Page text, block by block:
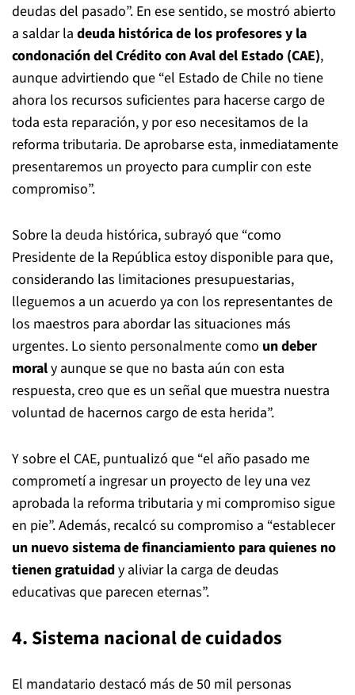
deudas del pasado”. En ese sentido, se mostró abierto
a saldar la deuda histórica de los profesores y la
condonación del Crédito con Aval del Estado (CAE),
aunque advirtiendo que “el Estado de Chile no tiene
ahora los recursos suficientes para hacerse cargo de
toda esta reparación, y por eso necesitamos de la
reforma tributaria. De aprobarse esta, inmediatamente
presentaremos un proyecto para cumplir con este
compromiso”.
Sobre la deuda histórica, subrayó que “como
Presidente de la República estoy disponible para que,
considerando las limitaciones presupuestarias,
lleguemos a un acuerdo ya con los representantes de
los maestros para abordar las situaciones más
urgentes. Lo siento personalmente como un deber
moraly aunque se que no basta aún con esta
respuesta, creo que es un señal que muestra nuestra
voluntad de hacernos cargo de esta herida”.
Y sobre el CAE, puntualizó que “el año pasado me
comprometí a ingresar un proyecto de ley una vez
aprobada la reforma tributaria y mi compromiso sigue
en pie”. Además, recalcó su compromiso a “establecer
un nuevo sistema de financiamiento para quienes no
tienen gratuidady aliviar la carga de deudas
educativas que parecen eternas”.
4. Sistema nacional de cuidados
El mandatario destacó más de 50 mil personas